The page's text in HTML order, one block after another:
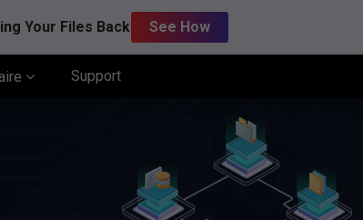
Your Files Back See How
Support